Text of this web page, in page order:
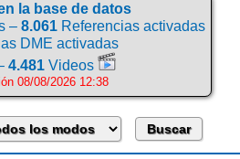
la base de datos
– 8.061Referencias activadas
DME activadas
4.481 Videos
08/08/2026 12:38